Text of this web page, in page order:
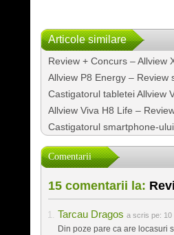
Articole similare
Review + Concurs – Allview
Allview P8 Energy – Review
Castigatorul tabletei Allview
Allview Viva H8 Life –
Castigatorul smartphone-
Comentarii
15 comentarii la:
Tarcau Dragos a scris pe: 10
Din poze pare ca are locasuri